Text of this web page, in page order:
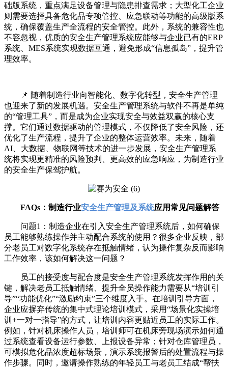
础版系统，重点满足设备管理与隐患排查需求；大型化工企业
则需要选择具备危化品专项管控、应急联动等功能的高级版系
统，确保覆盖生产全流程的安全管控。此外，系统的兼容性也
不容忽视，优质的安全生产管理系统应能够与企业已有的ERP
系统、MES系统实现数据互通，避免形成“信息孤岛”，提升管
理效率。
📌 随着制造行业向智能化、数字化转型，安全生产管理
也迎来了新的发展机遇。安全生产管理系统与软件不再是单纯
的“管理工具”，而是成为企业实现安全与效益双赢的核心支
撑。它们通过数据驱动的管理模式，不仅降低了安全风险，还
优化了生产流程，提升了企业的整体运营效率。未来，随着
AI、大数据、物联网等技术的进一步发展，安全生产管理系
统将实现更精准的风险预判、更高效的应急响应，为制造行业
的安全生产保驾护航。
FAQs：制造行业安全生产管理及系统应用常见问题解答
问题1：制造企业在引入安全生产管理系统后，如何确保
员工能够熟练操作并主动配合系统的使用？很多企业反映，部
分老员工对数字化系统存在抵触情绪，认为操作复杂反而影响
工作效率，该如何解决这一问题？
员工的接受度与配合度是安全生产管理系统发挥作用的关
键，解决老员工抵触情绪、提升全员操作能力需要从“培训引
导”“功能优化”“激励约束”三个维度入手。在培训引导方面，
企业应摒弃传统的集中式理论培训模式，采用“场景化实操培
训+一对一指导”的方式，让培训内容更贴近员工的实际工作。
例如，针对机床操作人员，培训师可在机床旁现场演示如何通
过系统查看设备运行参数、上报设备异常；针对仓库管理员，
可模拟危化品浓度超标场景，演示系统报警后的处置流程与操
作步骤。同时，邀请操作熟练的年轻员工与老员工结成“帮扶